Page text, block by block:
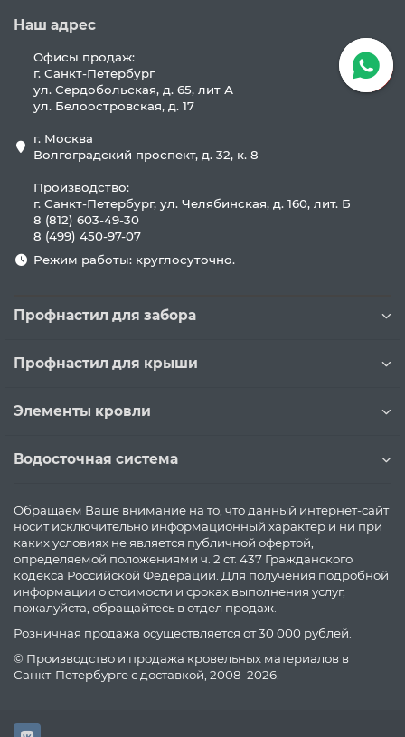
Наш адрес
Офисы продаж:
г. Санкт-Петербург
ул. Сердобольская, д. 65, лит А
ул. Белоостровская, д. 17
г. Москва
Волгоградский проспект, д. 32, к. 8
Производство:
г. Санкт-Петербург, ул. Челябинская, д. 160, лит. Б
8 (812) 603-49-30
8 (499) 450-97-07
Режим работы: круглосуточно.
Профнастил для забора
Профнастил для крыши
Элементы кровли
Водосточная система
Обращаем Ваше внимание на то, что данный интернет-сайт
носит исключительно информационный характер и ни при
каких условиях не является публичной офертой,
определяемой положениями ч. 2 ст. 437 Гражданского
кодекса Российской Федерации. Для получения подробной
информации о стоимости и сроках выполнения услуг,
пожалуйста, обращайтесь в отдел продаж.
Розничная продажа осуществляется от 30 000 рублей.
© Производство и продажа кровельных материалов в
Санкт-Петербурге с доставкой, 2008–2026.